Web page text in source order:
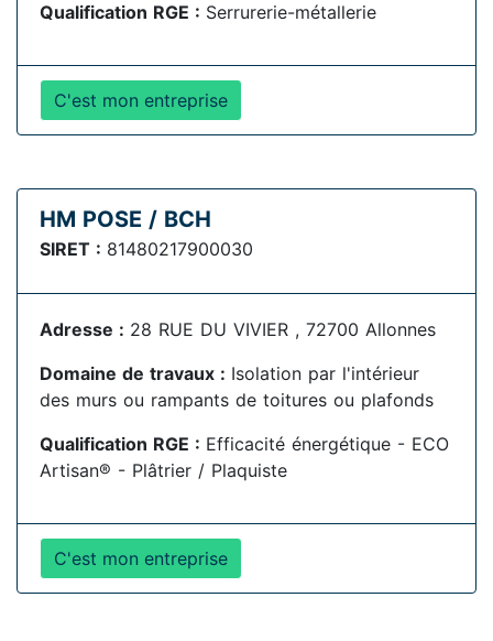
Qualification RGE : Serrurerie-métallerie
C'est mon entreprise
HM POSE / BCH
SIRET : 81480217900030
Adresse : 28 RUE DU VIVIER , 72700 Allonnes
Domaine de travaux : Isolation par l'intérieur
des murs ou rampants de toitures ou plafonds
Qualification RGE : Efficacité énergétique - ECO
Artisan® - Plâtrier / Plaquiste
C'est mon entreprise